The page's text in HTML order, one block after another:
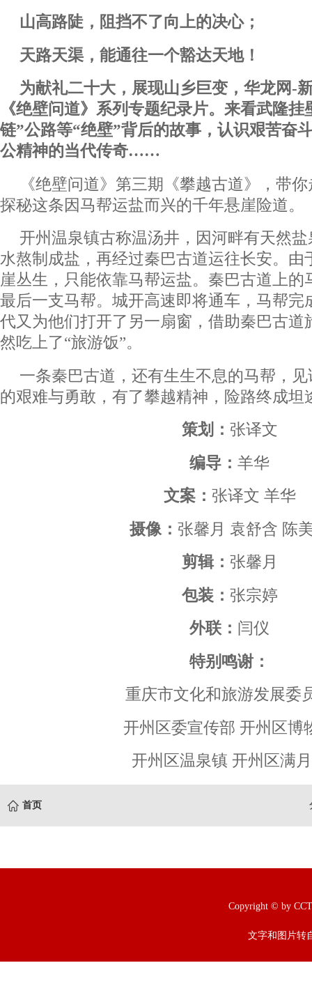
山高路陡，阻挡不了向上的决心；
天路天渠，能通往一个豁达天地！
为献礼二十大，展现山乡巨变，华龙网-
《绝壁问道》系列专题纪录片。来看武隆
链”公路等“绝壁”背后的故事，认识艰苦奋
公精神的当代传奇……
《绝壁问道》第三期《攀越古道》，带
探秘这条因马帮运盐而兴的千年悬崖险道。
开州温泉镇古称温汤井，因河畔有天然
水熬制成盐，再经过秦巴古道运往长安。由
崖丛生，只能依靠马帮运盐。秦巴古道上的
最后一支马帮。城开高速即将通车，马帮完
代又为他们打开了另一扇窗，借助秦巴古道
然吃上了“旅游饭”。
一条秦巴古道，还有生生不息的马帮，
的艰难与勇敢，有了攀越精神，险路终成坦
策划： 张译文
编导：羊华
文案： 张译文 羊华
摄像： 张馨月 袁舒含 陈
剪辑： 张馨月
包装： 张宗婷
外联： 闫仪
特别鸣谢：
重庆市文化和旅游发展委
开州区委宣传部 开州区博
开州区温泉镇 开州区满
首页
Copyright © by
文字和图片转